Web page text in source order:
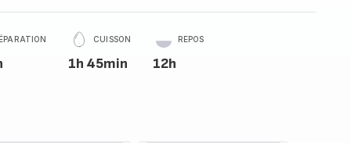
CUISSON
1h 45min
REPOS
12h